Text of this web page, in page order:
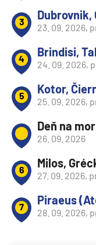
3 Dubrovnik,
23. 09. 2026,
4 Brindisi,
24. 09. 2026,
5 Kotor,
25. 09. 2026,
Deň na
26. 09. 2026
6 Milos,
27. 09. 2026,
7 Piraeus
28. 09. 2026,